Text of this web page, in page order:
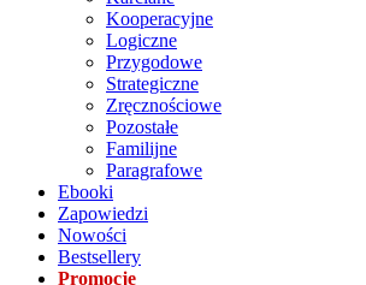
Kooperacyjne
Logiczne
Przygodowe
Strategiczne
Zręcznościowe
Pozostałe
Familijne
Paragrafowe
Ebooki
Zapowiedzi
Nowości
Bestsellery
Promocje